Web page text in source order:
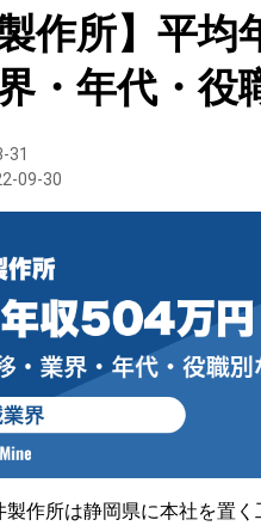
製作所】平
・年代・役
31
09-30
作所は静岡県に本社を置く